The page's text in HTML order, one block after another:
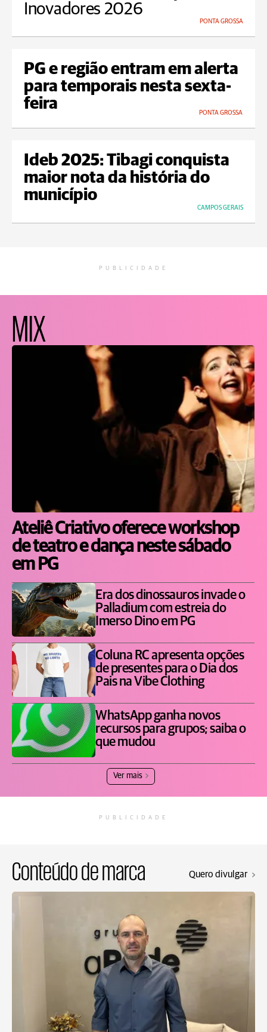
Inovadores 2026
PONTA GROSSA
PG e região entram em alerta
para temporais nesta sexta-
feira
PONTA GROSSA
Ideb 2025: Tibagi conquista
maior nota da história do
município
CAMPOS GERAIS
PUBLICIDADE
MIX
Ateliê Criativo oferece workshop
de teatro e dança neste sábado
em PG
Era dos dinossauros invade o
Palladium com estreia do
Imerso Dino em PG
Coluna RC apresenta opções
de presentes para o Dia dos
Pais na Vibe Clothing
WhatsApp ganha novos
recursos para grupos; saiba o
que mudou
Ver mais
PUBLICIDADE
Conteúdo de marca Quero divulgar